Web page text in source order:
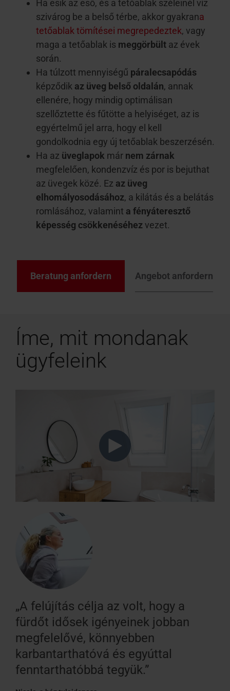
Ha esik az eső, és a tetőablak széleinél víz
szivárog be a belső térbe, akkor gyakrana
tetőablak tömítései megrepedeztek, vagy
maga a tetőablak is meggörbült az évek
során.
Ha túlzott mennyiségű páralecsapódás
képződik az üveg belső oldalán, annak
ellenére, hogy mindig optimálisan
szellőztette és fűtötte a helyiséget, az is
egyértelmű jel arra, hogy el kell
gondolkodnia egy új tetőablak beszerzésén.
Ha az üveglapok már nem zárnak
megfelelően, kondenzvíz és por is bejuthat
az üvegek közé. Ez az üveg
elhomályosodásához, a kilátás és a belátás
romlásához, valamint a fényáteresztő
képesség csökkenéséhezvezet.
Beratung anfordern Angebot anfordern
Íme, mit mondanak
ügyfeleink
„A felújítás célja az volt, hogy a
fürdőt idősek igényeinek jobban
megfelelővé, könnyebben
karbantarthatóvá és egyúttal
fenntarthatóbbá tegyük.”